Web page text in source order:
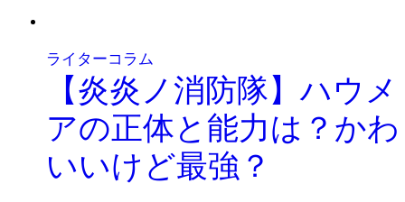
ライターコラム
【炎炎ノ消防隊】ハウメ
アの正体と能力は？かわ
いいけど最強？